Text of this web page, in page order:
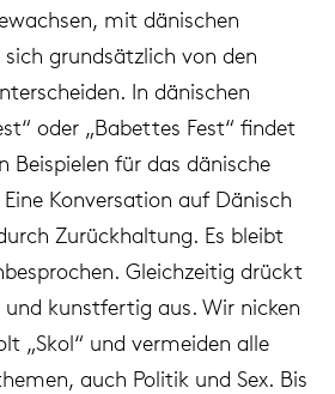
mit dänischen
grundsätzlich von den
In dänischen
oder „Babettes Fest“ findet
Beispielen für das dänische
Konversation auf Dänisch
Zurückhaltung. Es bleibt
Gleichzeitig drückt
kunstfertig aus. Wir nicken
„Skol“ und vermeiden alle
auch Politik und Sex. Bis